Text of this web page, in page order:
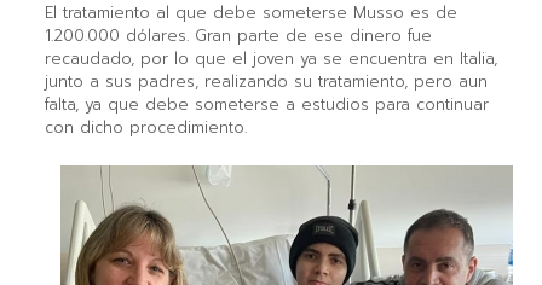
El tratamiento al que debe someterse Musso es de
1.200.000 dólares. Gran parte de ese dinero fue
recaudado, por lo que el joven ya se encuentra en Italia,
junto a sus padres, realizando su tratamiento, pero aun
falta, ya que debe someterse a estudios para continuar
con dicho procedimiento.